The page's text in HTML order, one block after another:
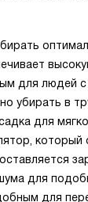
для людей
убирать в
для
для
для